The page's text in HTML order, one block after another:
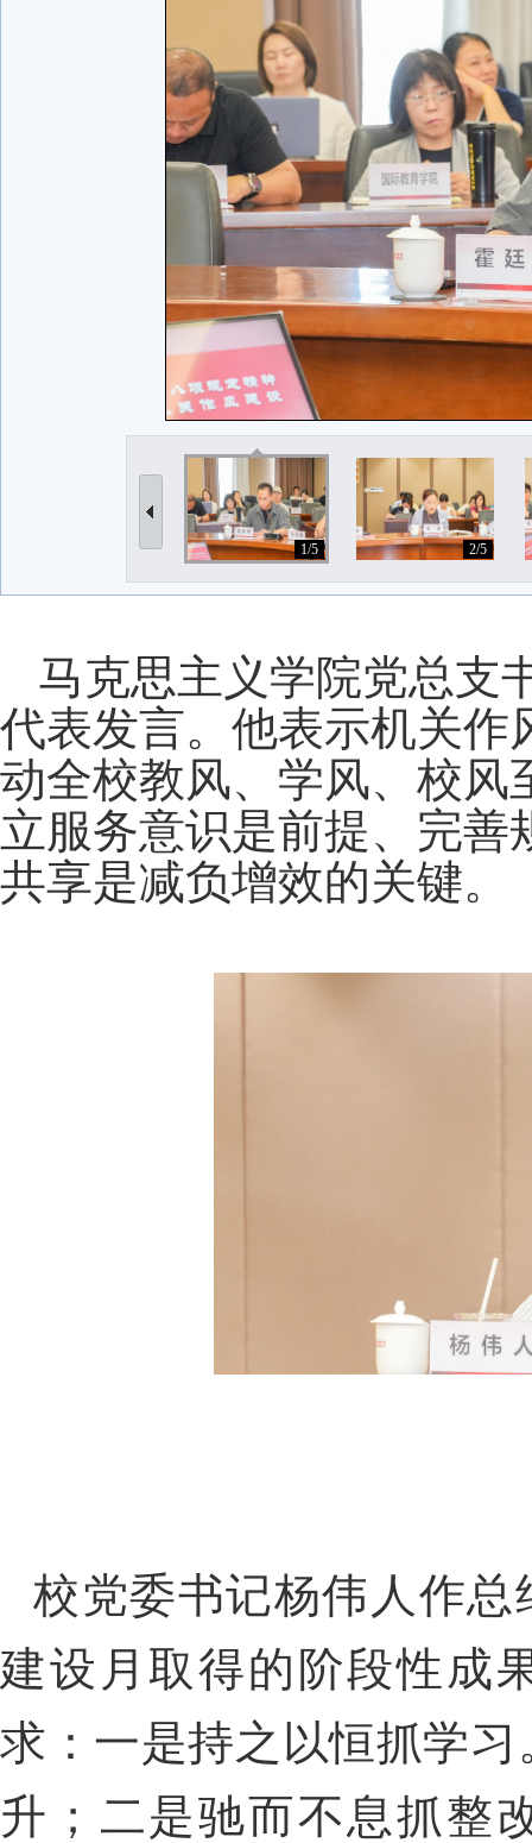
1/5 2/5
马克思主义学院党总支
代表发言。他表示机关作
动全校教风、学风、校风
立服务意识是前提、完
共享是减负增效的关键。
校党委书记杨伟人作
建设月取得的阶段性成
求：一是持之以恒抓学
升；二是驰而不息抓整